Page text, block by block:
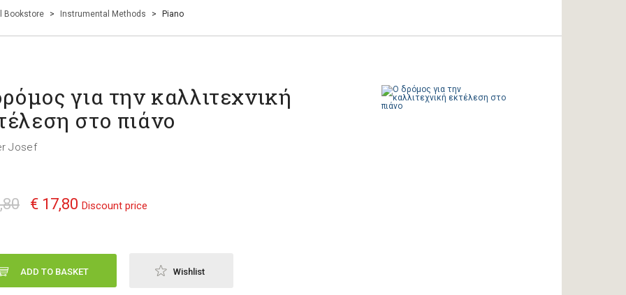
Bookstore > Instrumental Methods > Piano
για την καλλιτεχνική
στο πιάνο
Josef
€ 17,80 Discount price
ADD TO BASKET Wishlist